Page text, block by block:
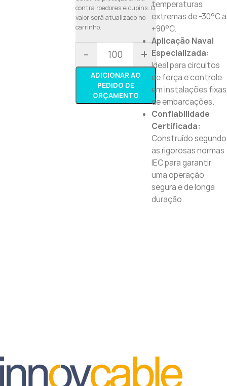
contra roedores e cupins. O
valor será atualizado no
carrinho.
- +
ADICIONAR AO
PEDIDO DE
ORÇAMENTO
temperaturas
extremas de -30°C a
+90°C.
Aplicação Naval
Especializada:
Ideal para circuitos
de força e controle
em instalações fixas
de embarcações.
Confiabilidade
Certificada:
Construído segundo
as rigorosas normas
IEC para garantir
uma operação
segura e de longa
duração.